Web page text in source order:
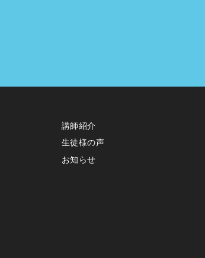
講師紹介
生徒様の声
お知らせ